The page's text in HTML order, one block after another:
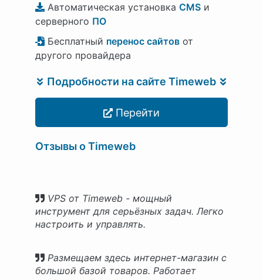
Автоматическая установка CMS и
серверного ПО
Бесплатный перенос сайтов от
другого провайдера
Подробности на сайте Timeweb
Перейти
Отзывы о Timeweb
VPS от Timeweb - мощный
инструмент для серьёзных задач. Легко
настроить и управлять.
Размещаем здесь интернет-магазин с
большой базой товаров. Работает